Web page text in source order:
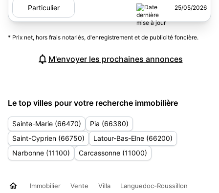
Particulier 25/05/2026
* Prix net, hors frais notariés, d'enregistrement et de publicité foncière.
M'envoyer les prochaines annonces
Le top villes pour votre recherche immobilière
Sainte-Marie (66470)
Pia (66380)
Saint-Cyprien (66750)
Latour-Bas-Elne (66200)
Narbonne (11100)
Carcassonne (11000)
Immobilier Vente Villa
Languedoc-Roussillon